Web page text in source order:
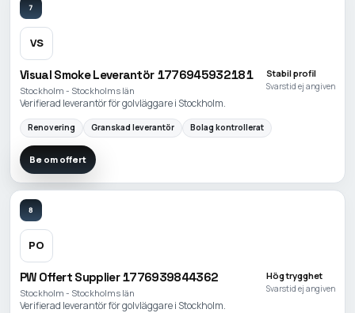
7
VS
Visual Smoke Leverantör 1776945932181
Stockholm - Stockholms län
Stabil profil
Svarstid ej angiven
Verifierad leverantör för golvläggare i Stockholm.
Renovering Granskad leverantör Bolag kontrollerat
Be om offert
8
PO
PW Offert Supplier 1776939844362
Stockholm - Stockholms län
Hög trygghet
Svarstid ej angiven
Verifierad leverantör för golvläggare i Stockholm.